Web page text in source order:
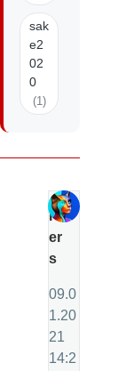
sak
e2
02
0
(1)
P
er
s
09.0
1.20
21
14:2